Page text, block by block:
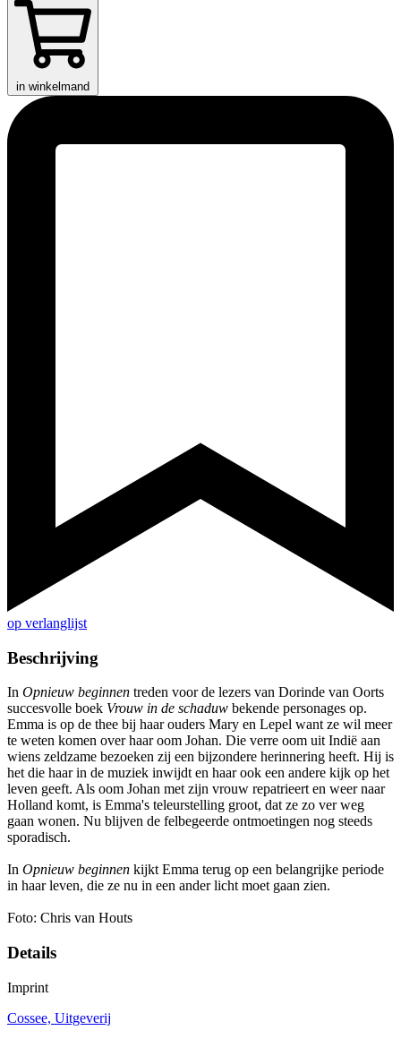
in winkelmand
op verlanglijst
Beschrijving
In Opnieuw beginnen treden voor de lezers van Dorinde van Oorts
succesvolle boek Vrouw in de schaduw bekende personages op.
Emma is op de thee bij haar ouders Mary en Lepel want ze wil meer
te weten komen over haar oom Johan. Die verre oom uit Indië aan
wiens zeldzame bezoeken zij een bijzondere herinnering heeft. Hij is
het die haar in de muziek inwijdt en haar ook een andere kijk op het
leven geeft. Als oom Johan met zijn vrouw repatrieert en weer naar
Holland komt, is Emma's teleurstelling groot, dat ze zo ver weg
gaan wonen. Nu blijven de felbegeerde ontmoetingen nog steeds
sporadisch.
In Opnieuw beginnen kijkt Emma terug op een belangrijke periode
in haar leven, die ze nu in een ander licht moet gaan zien.
Foto: Chris van Houts
Details
Imprint
Cossee, Uitgeverij